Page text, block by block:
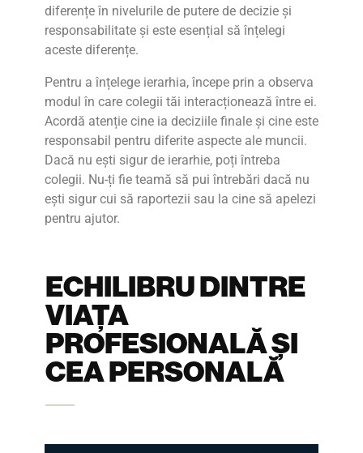
diferențe în nivelurile de putere de decizie și
responsabilitate și este esențial să înțelegi
aceste diferențe.
Pentru a înțelege ierarhia, începe prin a observa
modul în care colegii tăi interacționează între ei.
Acordă atenție cine ia deciziile finale și cine este
responsabil pentru diferite aspecte ale muncii.
Dacă nu ești sigur de ierarhie, poți întreba
colegii. Nu-ți fie teamă să pui întrebări dacă nu
ești sigur cui să raportezii sau la cine să apelezi
pentru ajutor.
ECHILIBRU DINTRE
VIAȚA
PROFESIONALĂ ȘI
CEA PERSONALĂ